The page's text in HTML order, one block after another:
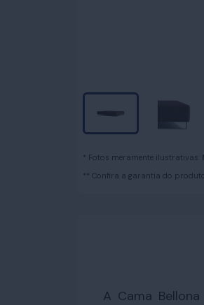
* Fotos meramente ilustrativas:
** Confira a garantia do
A Cama